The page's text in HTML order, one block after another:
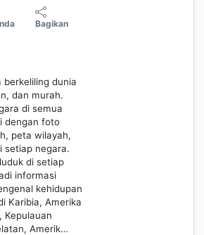
Bagikan
berkeliling dunia
dan murah.
di semua
dengan foto
peta wilayah,
setiap negara.
di setiap
informasi
kehidupan
Karibia, Amerika
Kepulauan
Amerik…